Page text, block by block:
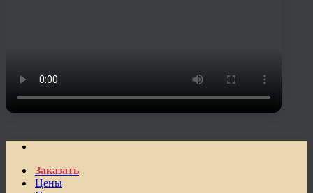
Заказать
Цены